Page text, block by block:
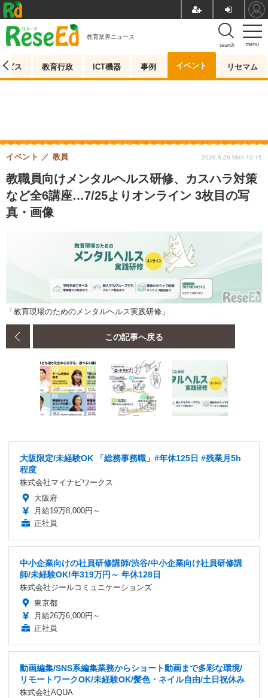
menu
search
教育業界ニュース
ビス 教育行政 ICT機器 事例 イベント リセマム
教職員向けメンタルヘルス研修、カスハラ対策
など全6講座…7/25よりオンライン 3枚目の写
真・画像
イベント 教員 2026.6.29 Mon 10:15
「教育現場のためのメンタルヘルス実践研修」
この記事へ戻る
大阪限定/未経験OK 「総務事務職」#年休125日 #残業月5h
程度
株式会社マイナビワークス
大阪府
月給19万8,000円～
正社員
中小企業向けの社員研修講師/渋谷/中小企業向け社員研修講
師/未経験OK!年319万円～ 年休128日
株式会社ジールコミュニケーションズ
東京都
月給26万6,000円～
正社員
動画編集/SNS系編集業務からショート動画まで多彩な環境/
リモートワークOK/未経験OK/髪色・ネイル自由/土日祝休み
株式会社AQUA